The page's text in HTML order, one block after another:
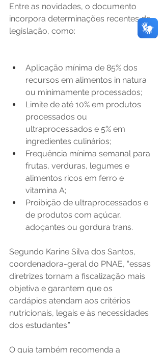
Entre as novidades, o documento
incorpora determinações recentes da
legislação, como:
Aplicação mínima de 85% dos
recursos em alimentos in natura
ou minimamente processados;
Limite de até 10% em produtos
processados ou
ultraprocessados e 5% em
ingredientes culinários;
Frequência mínima semanal para
frutas, verduras, legumes e
alimentos ricos em ferro e
vitamina A;
Proibição de ultraprocessados e
de produtos com açúcar,
adoçantes ou gordura trans.
Segundo Karine Silva dos Santos,
coordenadora-geral do PNAE, “essas
diretrizes tornam a fiscalização mais
objetiva e garantem que os
cardápios atendam aos critérios
nutricionais, legais e às necessidades
dos estudantes.”
O guia também recomenda a